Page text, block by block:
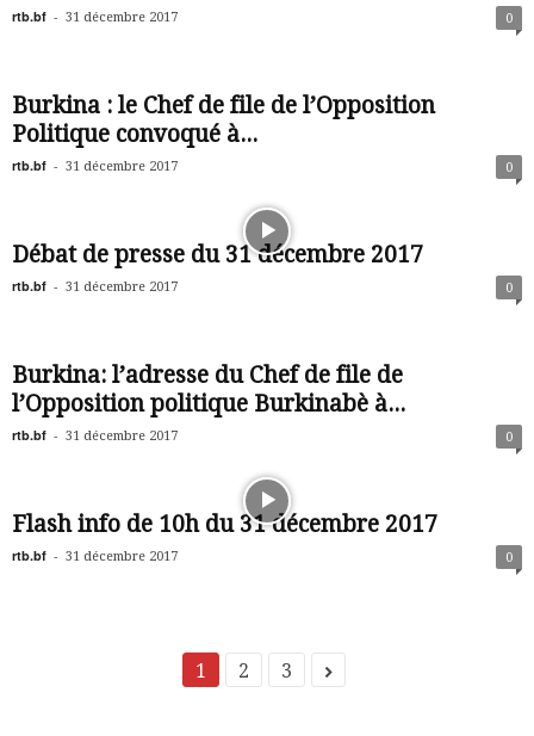
rtb.bf - 31 décembre 2017 0
Burkina : le Chef de file de l’Opposition
Politique convoqué à...
rtb.bf - 31 décembre 2017 0
Débat de presse du 31 décembre 2017
rtb.bf - 31 décembre 2017 0
Burkina: l’adresse du Chef de file de
l’Opposition politique Burkinabè à...
rtb.bf - 31 décembre 2017 0
Flash info de 10h du 31 décembre 2017
rtb.bf - 31 décembre 2017 0
1 2 3